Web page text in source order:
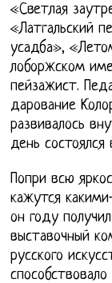
«Светлая
«Латгальский
усадба»,
лоборжском
пейзажист.
дарование
развивалось
день
Попри всю
кажутся
он году
выставочный
русского